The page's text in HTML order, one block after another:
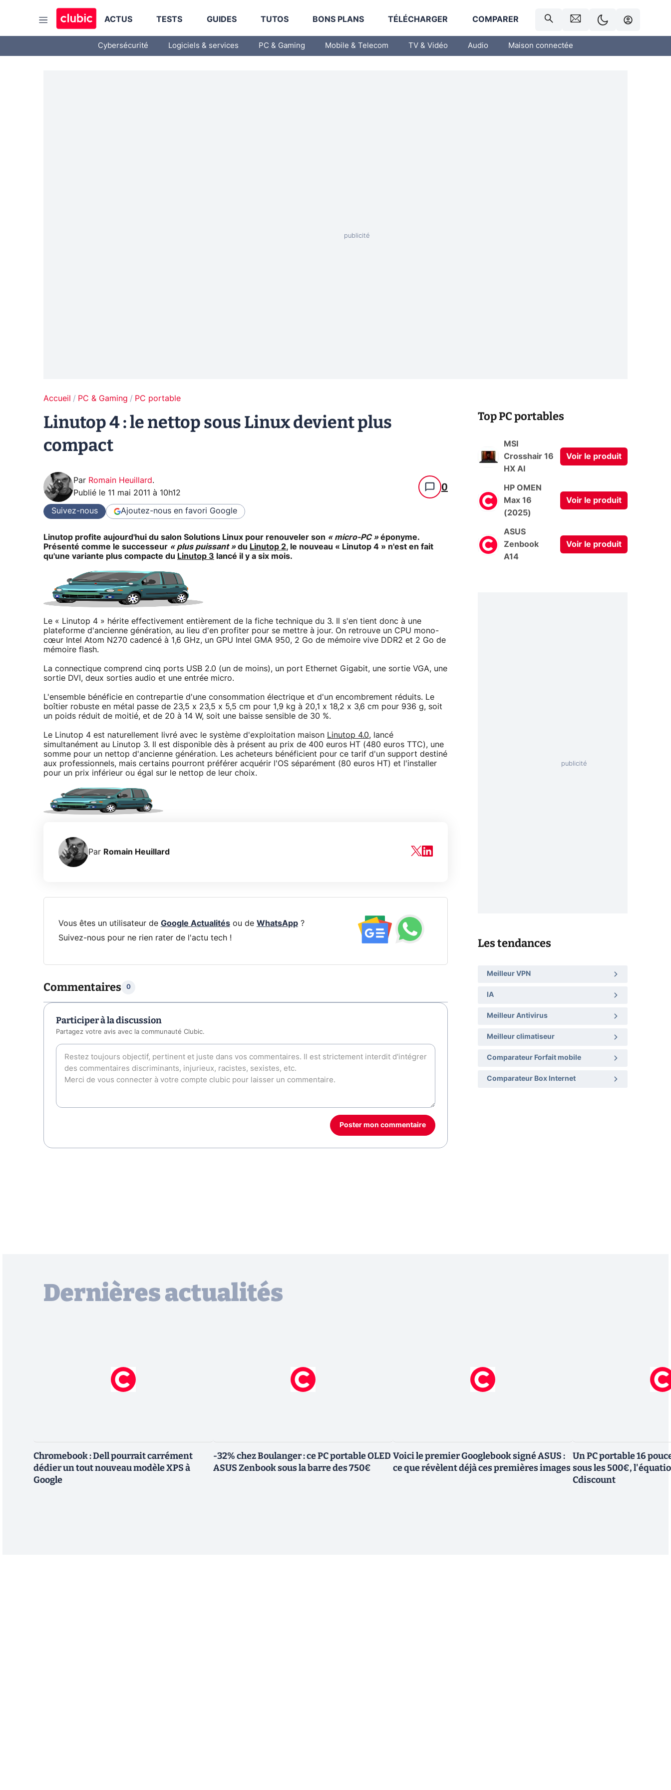
ACTUS TESTS GUIDES TUTOS BONS PLANS TÉLÉCHARGER COMPARER
Cybersécurité Logiciels & services PC & Gaming Mobile & Telecom TV & Vidéo Audio Maison connectée
Accueil PC & Gaming PC portable
Linutop 4 : le nettop sous Linux devient plus
compact
Par Romain Heuillard.
Publié le 11 mai 2011 à 10h12 0
Suivez-nous Ajoutez-nous en favori Google
Linutop profite aujourd'hui du salon Solutions Linux pour renouveler son « micro-PC »éponyme.
Présenté comme le successeur « plus puissant »du Linutop 2, le nouveau « Linutop 4 » n'est en fait
qu'une variante plus compacte du Linutop 3 lancé il y a six mois.
Le « Linutop 4 » hérite effectivement entièrement de la fiche technique du 3. Il s'en tient donc à une
plateforme d'ancienne génération, au lieu d'en profiter pour se mettre à jour. On retrouve un CPU mono-
cœur Intel Atom N270 cadencé à 1,6 GHz, un GPU Intel GMA 950, 2 Go de mémoire vive DDR2 et 2 Go de
mémoire flash.
La connectique comprend cinq ports USB 2.0 (un de moins), un port Ethernet Gigabit, une sortie VGA, une
sortie DVI, deux sorties audio et une entrée micro.
L'ensemble bénéficie en contrepartie d'une consommation électrique et d'un encombrement réduits. Le
boîtier robuste en métal passe de 23,5 x 23,5 x 5,5 cm pour 1,9 kg à 20,1 x 18,2 x 3,6 cm pour 936 g, soit
un poids réduit de moitié, et de 20 à 14 W, soit une baisse sensible de 30 %.
Le Linutop 4 est naturellement livré avec le système d'exploitation maison Linutop 4.0, lancé
simultanément au Linutop 3. Il est disponible dès à présent au prix de 400 euros HT (480 euros TTC), une
somme pour un nettop d'ancienne génération. Les acheteurs bénéficient pour ce tarif d'un support destiné
aux professionnels, mais certains pourront préférer acquérir l'OS séparément (80 euros HT) et l'installer
pour un prix inférieur ou égal sur le nettop de leur choix.
Par Romain Heuillard
Vous êtes un utilisateur de Google Actualitésou de WhatsApp?
Suivez-nous pour ne rien rater de l'actu tech !
Commentaires 0
Participer à la discussion
Partagez votre avis avec la communauté Clubic.
Poster mon commentaire
Top PC portables
MSI
Crosshair 16
HX AI
Voir le produit
HP OMEN
Max 16
(2025)
Voir le produit
ASUS
Zenbook
A14
Voir le produit
Les tendances
Meilleur VPN
IA
Meilleur Antivirus
Meilleur climatiseur
Comparateur Forfait mobile
Comparateur Box Internet
Dernières actualités
Chromebook : Dell pourrait carrément
dédier un tout nouveau modèle XPS à
Google
-32% chez Boulanger : ce PC portable OLED
ASUS Zenbook sous la barre des 750€
Voici le premier Googlebook signé ASUS :
ce que révèlent déjà ces premières images
Un PC portable 16
sous les 500€,
Cdiscount